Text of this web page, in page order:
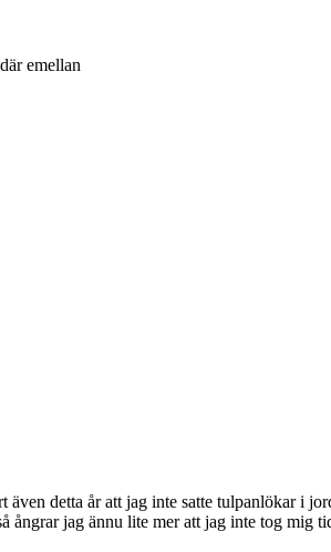
emellan
även detta år att jag inte satte tulpanlökar i
ångrar jag ännu lite mer att jag inte tog mig